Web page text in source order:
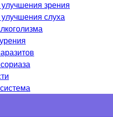
зрения
слуха